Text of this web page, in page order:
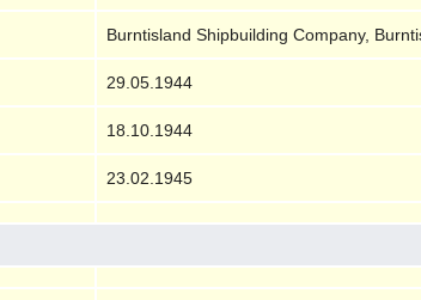
Burntisland Shipbuilding Company,
29.05.1944
18.10.1944
23.02.1945